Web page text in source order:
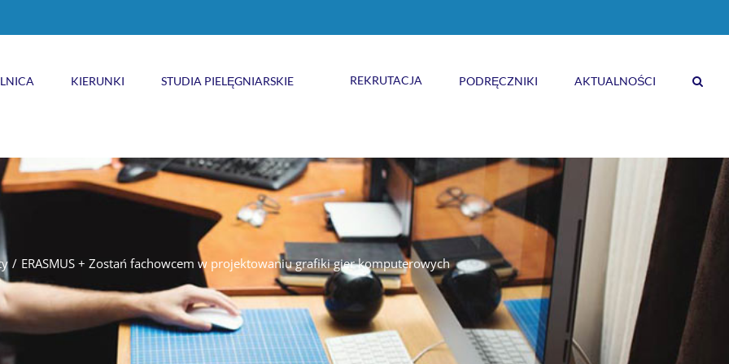
KIERUNKI STUDIA PIELĘGNIARSKIE REKRUTACJA PODRĘCZNIKI AKTUALNOŚCI
/ ERASMUS + Zostań fachowcem w projektowaniu grafiki gier komputerowych